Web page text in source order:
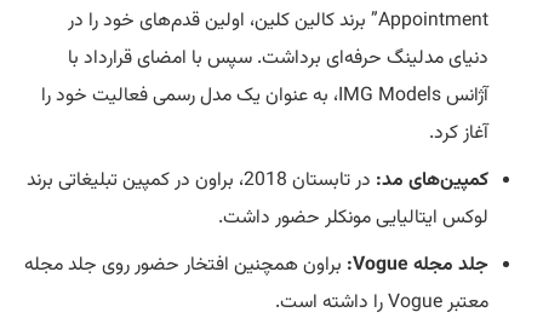
Appointment” برند کالین کلین، اولین قدم‌های خود را در
دنیای مدلینگ حرفه‌ای برداشت. سپس با امضای قرارداد با
آژانس IMG Models، به عنوان یک مدل رسمی فعالیت خود را
آغاز کرد.
کمپین‌های مد:
در تابستان 2018، براون در کمپین تبلیغاتی برند
لوکس ایتالیایی مونکلر حضور داشت.
جلد مجله Vogue:
براون همچنین افتخار حضور روی جلد مجله
معتبر Vogue را داشته است.